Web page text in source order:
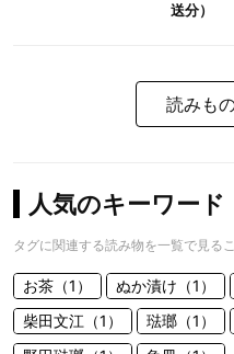
送分）
読みも
人気のキーワード
タグに関連する読み物を一覧で見る
お茶（1） ぬか漬け（1）
柴田文江（1）
琺瑯（1）